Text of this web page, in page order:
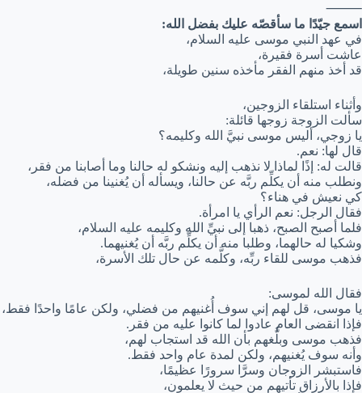
⸻
اسمع جيّدًا ما سأقصّه عليك بفضل الله:
في عهد النبي موسى عليه السلام،
عاشت أسرة فقيرة،
قد أخذ منهم الفقر مأخذه سنين طويلة،
وأثناء استلقاء الزوجين،
سألت الزوجة زوجها قائلة:
يا زوجي، أليس موسى نبيَّ الله وكليمه؟
قال لها: نعم.
قالت له: إذًا لماذا لا نذهب إليه ونشكو له حالنا وما أصابنا من فقر،
ونطلب منه أن يكلِّم ربَّه عن حالنا، ويسأله أن يُغنينا من فضله،
كي نعيش في هناء؟
فقال الرجل: نعم الرأي يا امرأة.
فلما أصبح الصبح، ذهبا إلى نبيِّ الله وكليمه عليه السلام،
وشكيا له حالهما، وطلبا منه أن يكلِّم ربَّه أن يُغنيهما.
فذهب موسى للقاء ربِّه، وكلَّمه عن حال تلك الأسرة،
فقال الله لموسى:
يا موسى، قل لهم إني سوف أُغنيهم من فضلي، ولكن عامًا واحدًا فقط،
فإذا انقضى العام عادوا لما كانوا عليه من فقر.
فذهب موسى وبلَّغهم بأن الله قد استجاب لهم،
وأنه سوف يُغنيهم، ولكن لمدة عام واحد فقط.
فاستبشر الزوجان وسرَّا سرورًا عظيمًا،
فإذا بالأرزاق تأتيهم من حيث لا يعلمون،